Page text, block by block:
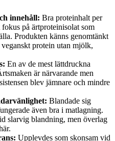
innehåll: Bra proteinhalt per
på ärtproteinisolat som
Produkten känns genomtänkt
protein utan mjölk,
En av de mest lättdruckna
är närvarande men
blev jämnare och mindre
Blandade sig
även bra i matlagning.
slarvig blandning, men överlag
Upplevdes som skonsam vid